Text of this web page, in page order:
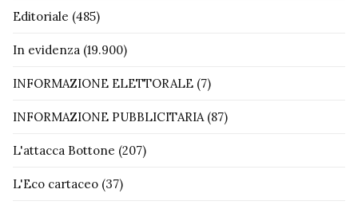
Editoriale (485)
In evidenza (19.900)
INFORMAZIONE ELETTORALE (7)
INFORMAZIONE PUBBLICITARIA(87)
L'attacca Bottone (207)
L'Eco cartaceo (37)